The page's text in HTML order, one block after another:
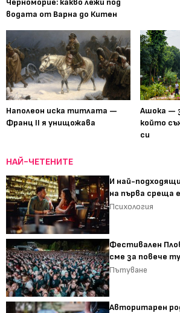
Черноморие: какво лежи под
водата от Варна до Китен
Наполеон иска титлата —
Франц II я унищожава
Ашока —
който
си
НАЙ-ЧЕТЕНИТЕ
И най-
на първа среща
Психология
Фестивален
сме за повече
Пътуване
Авторитарен